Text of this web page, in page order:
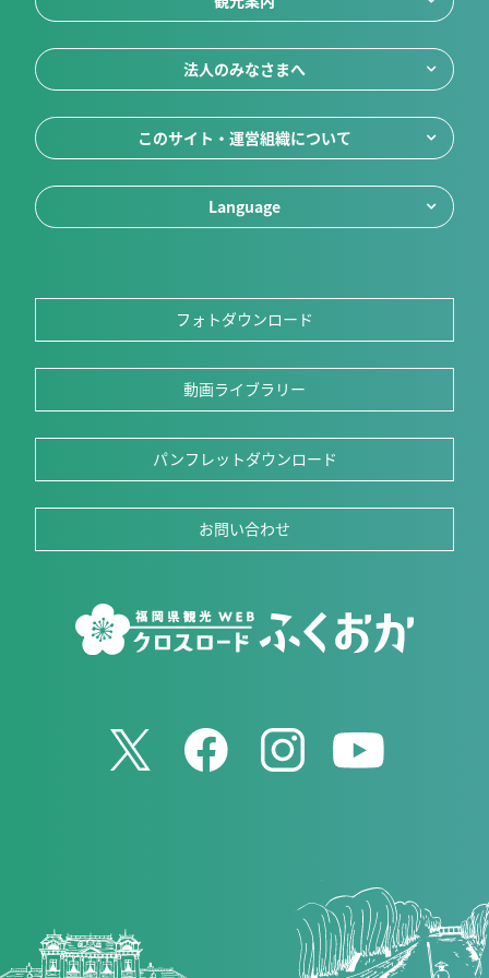
法人のみなさまへ
このサイト・運営組織について
Language
フォトダウンロード
動画ライブラリー
パンフレットダウンロード
お問い合わせ